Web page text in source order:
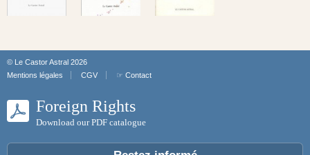
© Le Castor Astral 2026
Mentions légales
CGV ☞ Contact
Foreign Rights
Download our PDF catalogue